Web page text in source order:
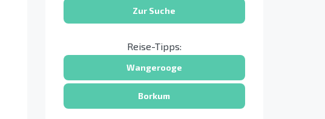
Zur Suche
Reise-Tipps:
Wangerooge
Borkum